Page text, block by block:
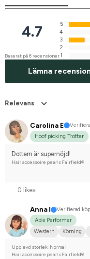
4.7
Baserat på 6 recensioner
5
4
3
2
1
Lämna
Relevans
Carolina E
Hoof picking Trotter
Dottern är supernöjd!
Hair accessoire pearls Fairfield®
0 likes
Anna I
Verifierad
Able Performer
Western
Körning
Nej, jag tävlar inte
Upplevd storlek: Normal
Hair accessoire pearls Fairfield®